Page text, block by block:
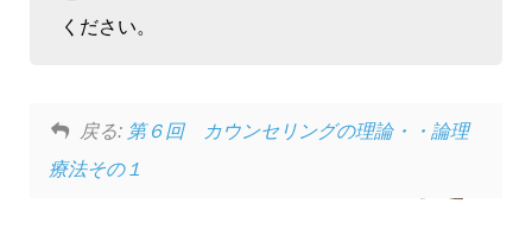
ください。
戻る: 第６回 カウンセリングの理論・・論理
療法その１